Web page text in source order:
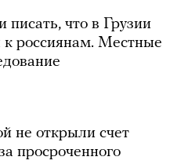
писать, что в Грузии
к россиянам. Местные
не открыли счет
просроченного